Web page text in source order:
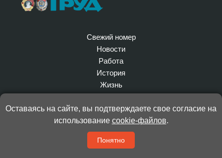
Свежий номер
Новости
Работа
История
Жизнь
Экономика
Культура
Спорт
Здоровье
Оставаясь на сайте, вы подтверждаете свое согласие на
использование cookie-файлов.
Понятно